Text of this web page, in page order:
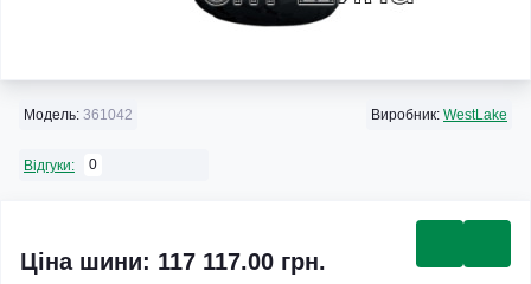
Модель: 361042 Виробник: WestLake
Відгуки: 0
Ціна шини: 117 117.00 грн.